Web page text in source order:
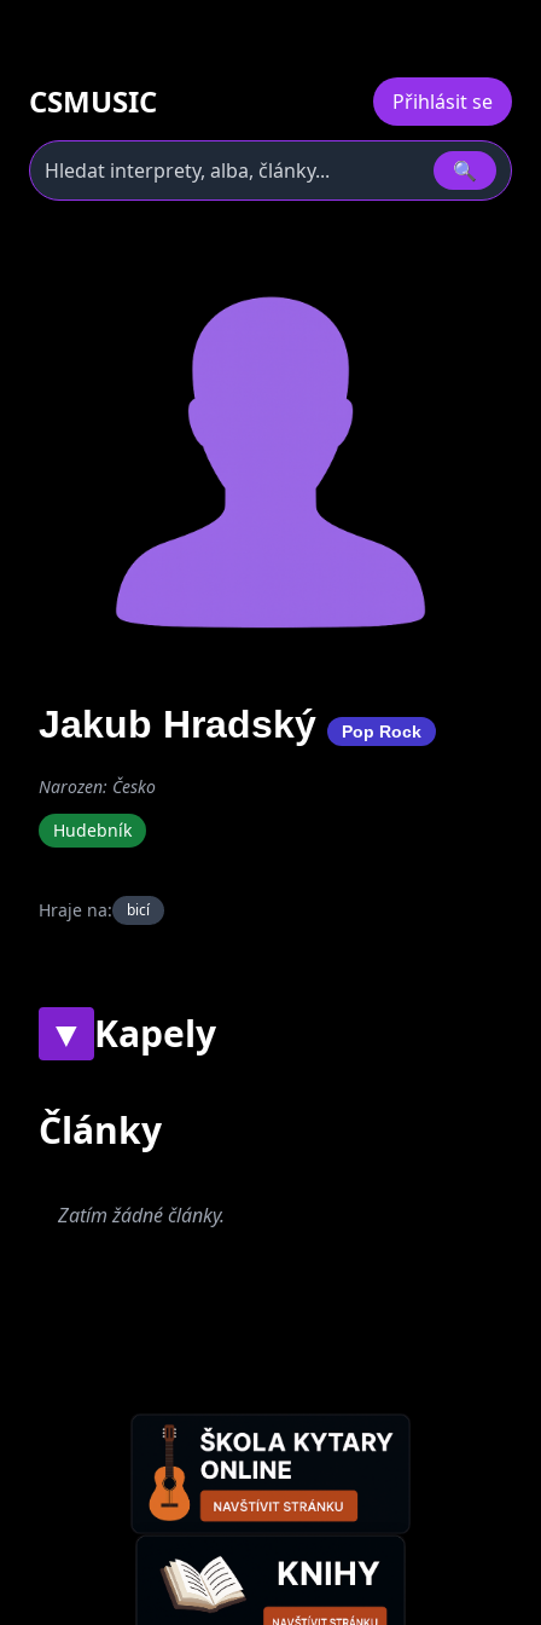
CSMUSIC Přihlásit se
🔍
Jakub Hradský Pop Rock
Narozen: Česko
Hudebník
Hraje na: bicí
▼ Kapely
Současné
Články
Zatím žádné články.